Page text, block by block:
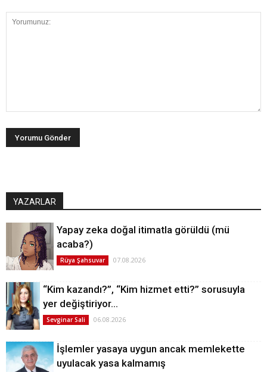
YAZARLAR
Yapay zeka doğal itimatla görüldü (mü
acaba?)
Rüya Şahsuvar 07.08.2026
“Kim kazandı?”, “Kim hizmet etti?” sorusuyla
yer değiştiriyor…
Sevginar Sali 06.08.2026
İşlemler yasaya uygun ancak memlekette
uyulacak yasa kalmamış